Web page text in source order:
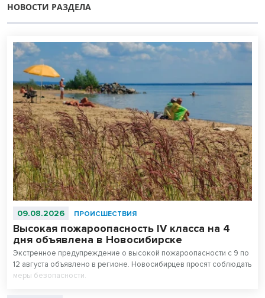
НОВОСТИ РАЗДЕЛА
09.08.2026 ПРОИСШЕСТВИЯ
Высокая пожароопасность IV класса на 4
дня объявлена в Новосибирске
Экстренное предупреждение о высокой пожароопасности с 9 по
12 августа объявлено в регионе. Новосибирцев просят соблюдать
меры безопасности.